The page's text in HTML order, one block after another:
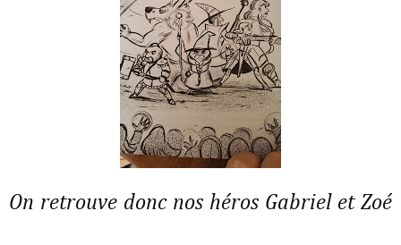
On retrouve donc nos héros Gabriel et Zoé